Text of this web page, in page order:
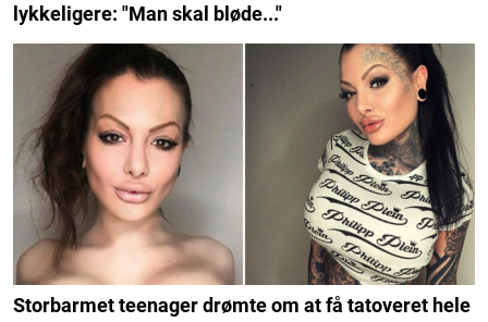
lykkeligere: "Man skal bløde..."
Storbarmet teenager drømte om at få tatoveret hele